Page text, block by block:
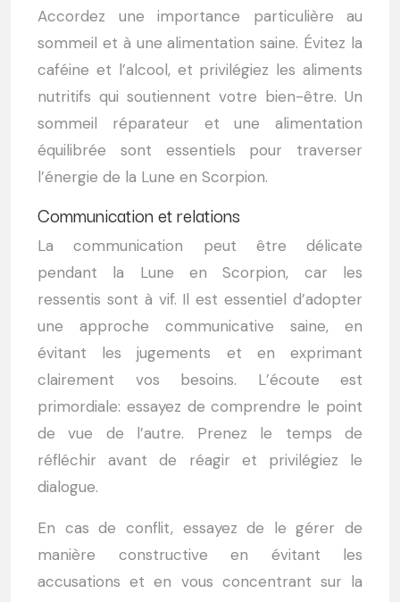
Accordez une importance particulière au
sommeil et à une alimentation saine. Évitez la
caféine et l’alcool, et privilégiez les aliments
nutritifs qui soutiennent votre bien-être. Un
sommeil réparateur et une alimentation
équilibrée sont essentiels pour traverser
l’énergie de la Lune en Scorpion.
Communication et relations
La communication peut être délicate
pendant la Lune en Scorpion, car les
ressentis sont à vif. Il est essentiel d’adopter
une approche communicative saine, en
évitant les jugements et en exprimant
clairement vos besoins. L’écoute est
primordiale: essayez de comprendre le point
de vue de l’autre. Prenez le temps de
réfléchir avant de réagir et privilégiez le
dialogue.
En cas de conflit, essayez de le gérer de
manière constructive en évitant les
accusations et en vous concentrant sur la